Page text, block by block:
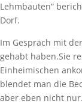
Lehmbauten“
Dorf.
Im Gespräch mit
gehabt haben.Sie
Einheimischen
blendet man die
aber eben nicht